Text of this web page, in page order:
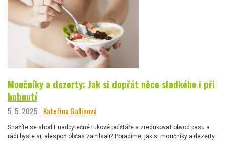
Moučníky a dezerty: Jak si dopřát něco sladkého i při
hubnutí
5. 5. 2025 Kateřina Gallinová
Snažíte se shodit nadbytečné tukové polštáře a zredukovat obvod pasu a
rádi byste si, alespoň občas zamlsali? Poradíme, jak si moučníky a dezerty